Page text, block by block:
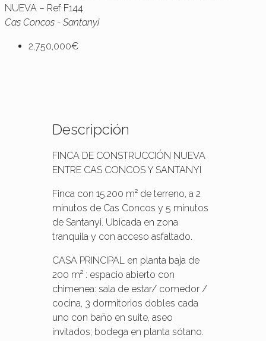
NUEVA – Ref F144
Cas Concos - Santanyi
2,750,000€
Descripción
FINCA DE CONSTRUCCIÓN NUEVA
ENTRE CAS CONCOS Y SANTANYI
Finca con 15.200 m² de terreno, a 2
minutos de Cas Concos y 5 minutos
de Santanyi. Ubicada en zona
tranquila y con acceso asfaltado.
CASA PRINCIPAL en planta baja de
200 m² : espacio abierto con
chimenea: sala de estar/ comedor /
cocina, 3 dormitorios dobles cada
uno con baño en suite, aseo
invitados; bodega en planta sótano.